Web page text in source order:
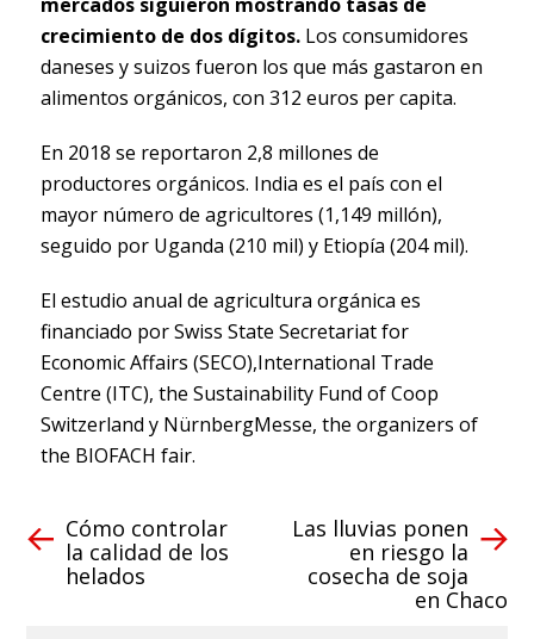
crecimiento de dos dígitos.Los consumidores
daneses y suizos fueron los que más gastaron en
alimentos orgánicos, con 312 euros per capita.
En 2018 se reportaron 2,8 millones de
productores orgánicos. India es el país con el
mayor número de agricultores (1,149 millón),
seguido por Uganda (210 mil) y Etiopía (204 mil).
El estudio anual de agricultura orgánica es
financiado por Swiss State Secretariat for
Economic Affairs (SECO),International Trade
Centre (ITC), the Sustainability Fund of Coop
Switzerland y NürnbergMesse, the organizers of
the BIOFACH fair.
Cómo controlar
la calidad de los
helados
Las lluvias ponen
en riesgo la
cosecha de soja
en Chaco